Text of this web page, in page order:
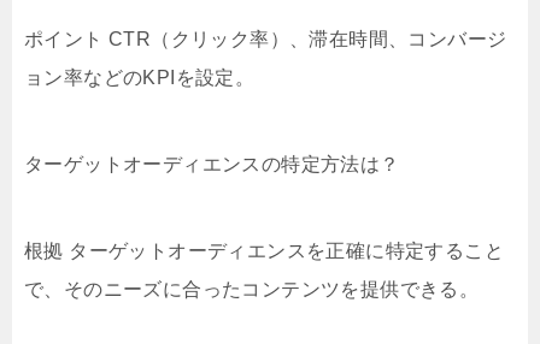
ポイント CTR（クリック率）、滞在時間、コンバージ
ョン率などのKPIを設定。
ターゲットオーディエンスの特定方法は？
根拠 ターゲットオーディエンスを正確に特定すること
で、そのニーズに合ったコンテンツを提供できる。